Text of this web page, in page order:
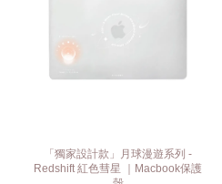
「獨家設計款」月球漫遊系列 -
Redshift 紅色彗星 ｜Macbook保護